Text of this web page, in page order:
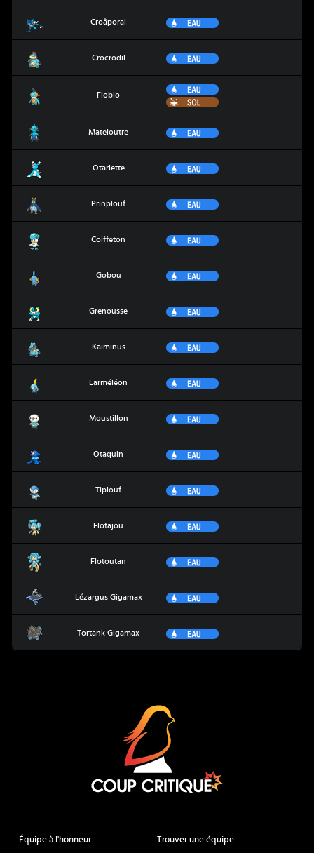
Croâporal Eau
Crocrodil Eau
Flobio
Eau
Sol
Mateloutre Eau
Otarlette Eau
Prinplouf Eau
Coiffeton Eau
Gobou Eau
Grenousse Eau
Kaiminus Eau
Larméléon Eau
Moustillon Eau
Otaquin Eau
Tiplouf Eau
Flotajou Eau
Flotoutan Eau
Lézargus Gigamax Eau
Tortank Gigamax Eau
Équipe à l'honneur Trouver une équipe